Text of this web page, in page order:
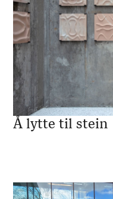
Å lytte til stein